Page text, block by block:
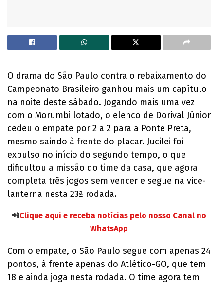
O drama do São Paulo contra o rebaixamento do
Campeonato Brasileiro ganhou mais um capítulo
na noite deste sábado. Jogando mais uma vez
com o Morumbi lotado, o elenco de Dorival Júnior
cedeu o empate por 2 a 2 para a Ponte Preta,
mesmo saindo à frente do placar. Jucilei foi
expulso no início do segundo tempo, o que
dificultou a missão do time da casa, que agora
completa três jogos sem vencer e segue na vice-
lanterna nesta 23ª rodada.
📲Clique aqui e receba notícias pelo nosso Canal no
WhatsApp
Com o empate, o São Paulo segue com apenas 24
pontos, à frente apenas do Atlético-GO, que tem
18 e ainda joga nesta rodada. O time agora tem